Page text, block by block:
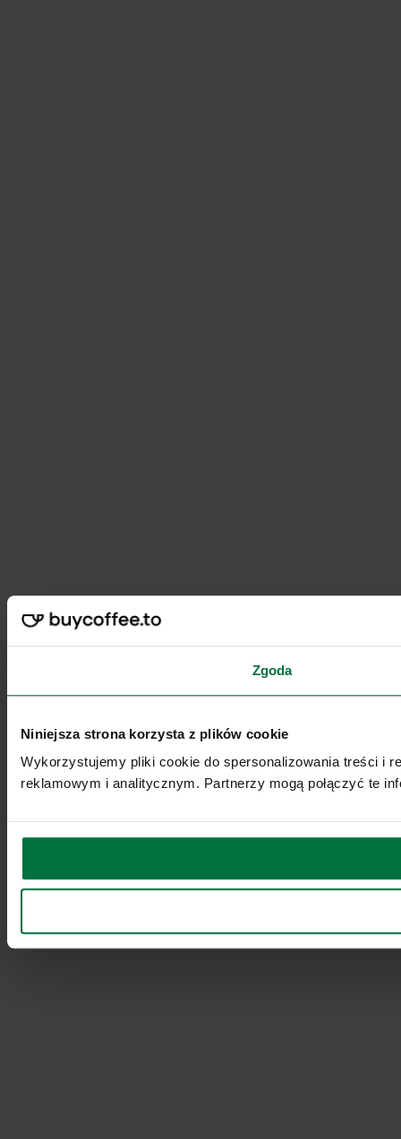
Zgoda
Niniejsza strona korzysta z plików cookie
Wykorzystujemy pliki cookie do spersonalizowania treści i
reklamowym i analitycznym. Partnerzy mogą połączyć te